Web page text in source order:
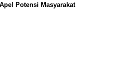
Potensi Masyarakat